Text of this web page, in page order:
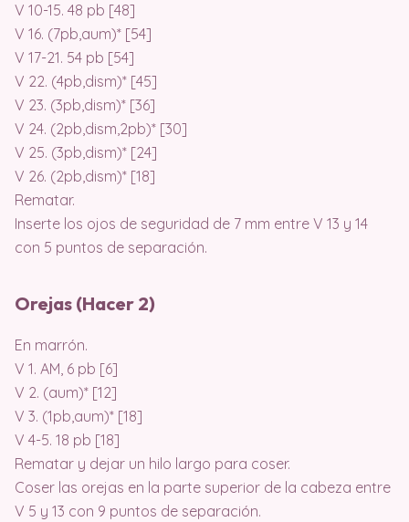
V 10-15. 48 pb [48]
V 16. (7pb,aum)* [54]
V 17-21. 54 pb [54]
V 22. (4pb,dism)* [45]
V 23. (3pb,dism)* [36]
V 24. (2pb,dism,2pb)* [30]
V 25. (3pb,dism)* [24]
V 26. (2pb,dism)* [18]
Rematar.
Inserte los ojos de seguridad de 7 mm entre V 13 y 14
con 5 puntos de separación.
Orejas (Hacer 2)
En marrón.
V 1. AM, 6 pb [6]
V 2. (aum)* [12]
V 3. (1pb,aum)* [18]
V 4-5. 18 pb [18]
Rematar y dejar un hilo largo para coser.
Coser las orejas en la parte superior de la cabeza entre
V 5 y 13 con 9 puntos de separación.